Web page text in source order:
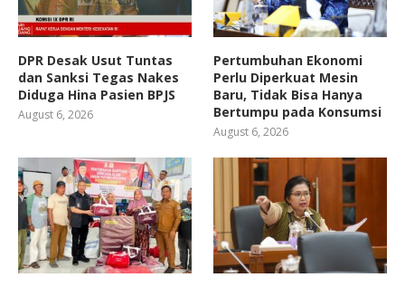
DPR Desak Usut Tuntas
dan Sanksi Tegas Nakes
Diduga Hina Pasien BPJS
August 6, 2026
Pertumbuhan Ekonomi
Perlu Diperkuat Mesin
Baru, Tidak Bisa Hanya
Bertumpu pada Konsumsi
August 6, 2026